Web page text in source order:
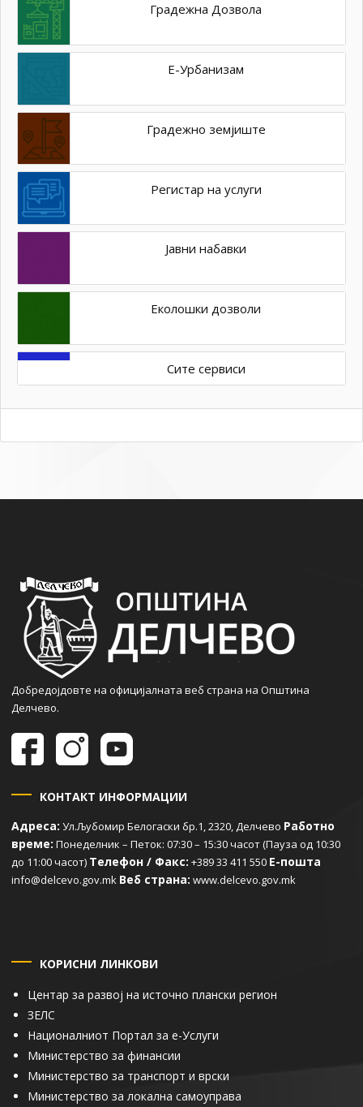
Градежна Дозвола
Е-Урбанизам
Градежно земјиште
Регистар на услуги
Јавни набавки
Еколошки дозволи
Сите сервиси
Добредојдовте на официјалната веб страна на Општина
Делчево.
КОНТАКТ ИНФОРМАЦИИ
Адреса: Ул.Љубомир Белогаски бр.1, 2320, Делчево Работно
време: Понеделник – Петок: 07:30 – 15:30 часот (Пауза од 10:30
до 11:00 часот) Телефон / Факс: +389 33 411 550 Е-пошта
info@delcevo.gov.mk Веб страна: www.delcevo.gov.mk
КОРИСНИ ЛИНКОВИ
Центар за развој на источно плански регион
ЗЕЛС
Националниот Портал за е-Услуги
Министерство за финансии
Министерство за транспорт и врски
Министерство за локална самоуправа